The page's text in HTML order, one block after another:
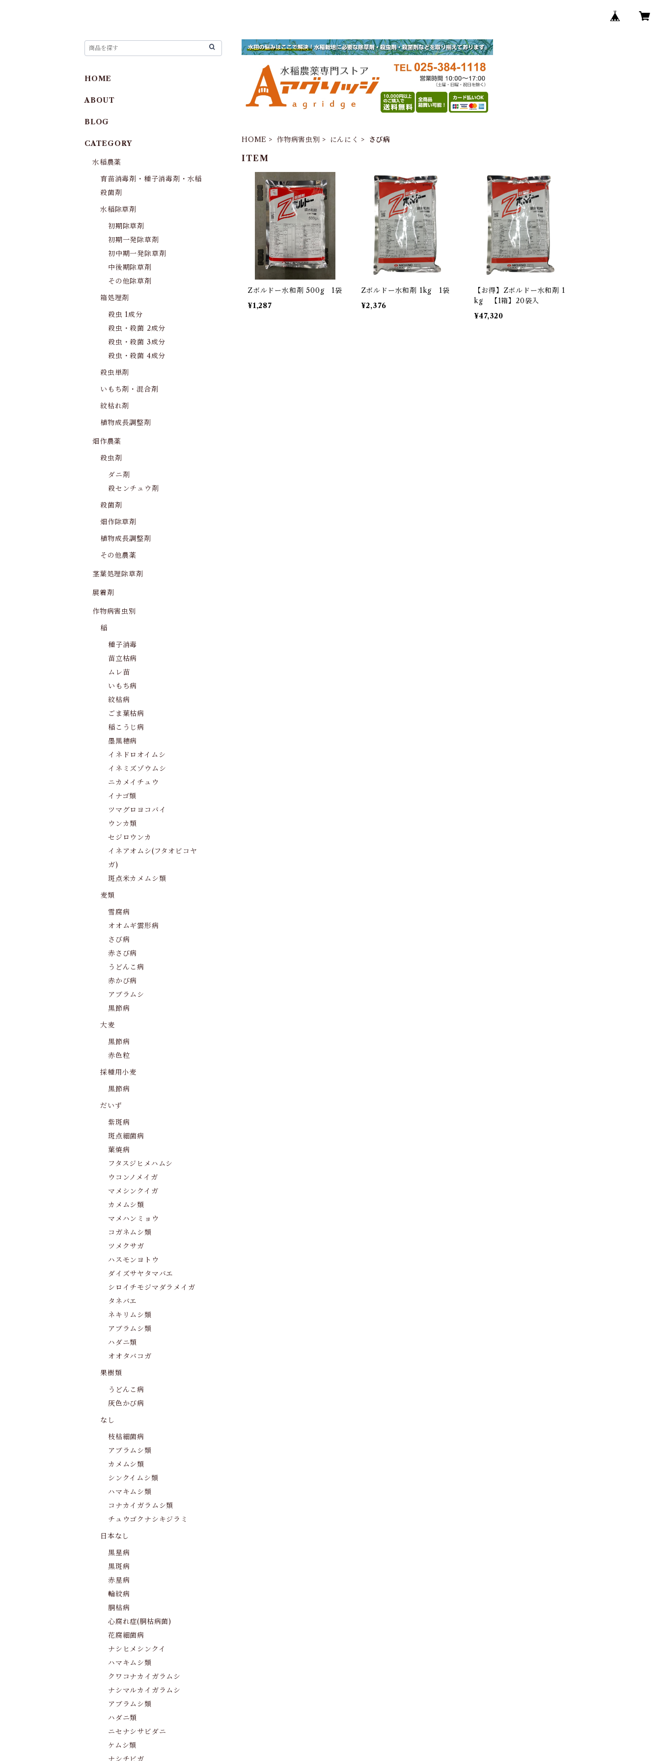
HOME 作物病害虫別 にんにく さび病
ITEM
Zボルドー水和剤 500g 1袋
¥1,287
Zボルドー水和剤 1kg 1袋
¥2,376
【お得】Zボルドー水和剤 1
kg 【1箱】20袋入
¥47,320
HOME
ABOUT
BLOG
CATEGORY
水稲農薬
育苗消毒剤・種子消毒剤・水稲
殺菌剤
水稲除草剤
初期除草剤
初期一発除草剤
初中期一発除草剤
中後期除草剤
その他除草剤
箱処理剤
殺虫 1成分
殺虫・殺菌 2成分
殺虫・殺菌 3成分
殺虫・殺菌 4成分
殺虫単剤
いもち剤・混合剤
紋枯れ剤
植物成長調整剤
畑作農薬
殺虫剤
ダニ剤
殺センチュウ剤
殺菌剤
畑作除草剤
植物成長調整剤
その他農薬
茎葉処理除草剤
展着剤
作物病害虫別
稲
種子消毒
苗立枯病
ムレ苗
いもち病
紋枯病
ごま葉枯病
稲こうじ病
墨黒穂病
イネドロオイムシ
イネミズゾウムシ
ニカメイチュウ
イナゴ類
ツマグロヨコバイ
ウンカ類
セジロウンカ
イネアオムシ(フタオビコヤ
ガ)
斑点米カメムシ類
麦類
雪腐病
オオムギ雲形病
さび病
赤さび病
うどんこ病
赤かび病
アブラムシ
黒節病
大麦
黒節病
赤色粒
採種用小麦
黒節病
だいず
紫斑病
斑点細菌病
葉焼病
フタスジヒメハムシ
ウコンノメイガ
マメシンクイガ
カメムシ類
マメハンミョウ
コガネムシ類
ツメクサガ
ハスモンヨトウ
ダイズサヤタマバエ
シロイチモジマダラメイガ
タネバエ
ネキリムシ類
アブラムシ類
ハダニ類
オオタバコガ
果樹類
うどんこ病
灰色かび病
なし
枝枯細菌病
アブラムシ類
カメムシ類
シンクイムシ類
ハマキムシ類
コナカイガラムシ類
チュウゴクナシキジラミ
日本なし
黒星病
黒斑病
赤星病
輪紋病
胴枯病
心腐れ症(胴枯病菌)
花腐細菌病
ナシヒメシンクイ
ハマキムシ類
クワコナカイガラムシ
ナシマルカイガラムシ
アブラムシ類
ハダニ類
ニセナシサビダニ
ケムシ類
ナシチビガ